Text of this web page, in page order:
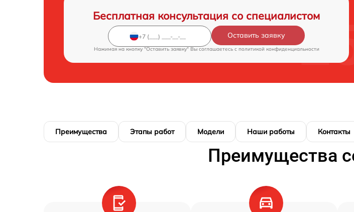
Бесплатная консультация со специалистом
Оставить заявку
Нажимая на кнопку "Оставить заявку" Вы соглашаетесь c политикой конфиденциальности
Преимущества Этапы работ Модели Наши работы Контакты
Преимущества